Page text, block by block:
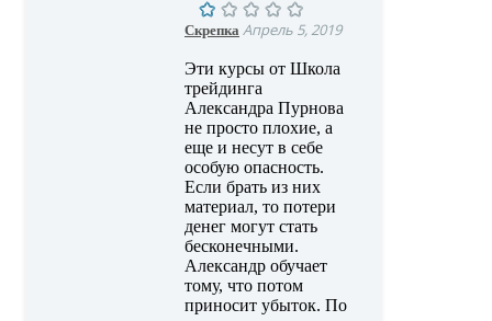
Скрепка Апрель 5, 2019
Эти курсы от Школа
трейдинга
Александра Пурнова
не просто плохие, а
еще и несут в себе
особую опасность.
Если брать из них
материал, то потери
денег могут стать
бесконечными.
Александр обучает
тому, что потом
приносит убыток. По